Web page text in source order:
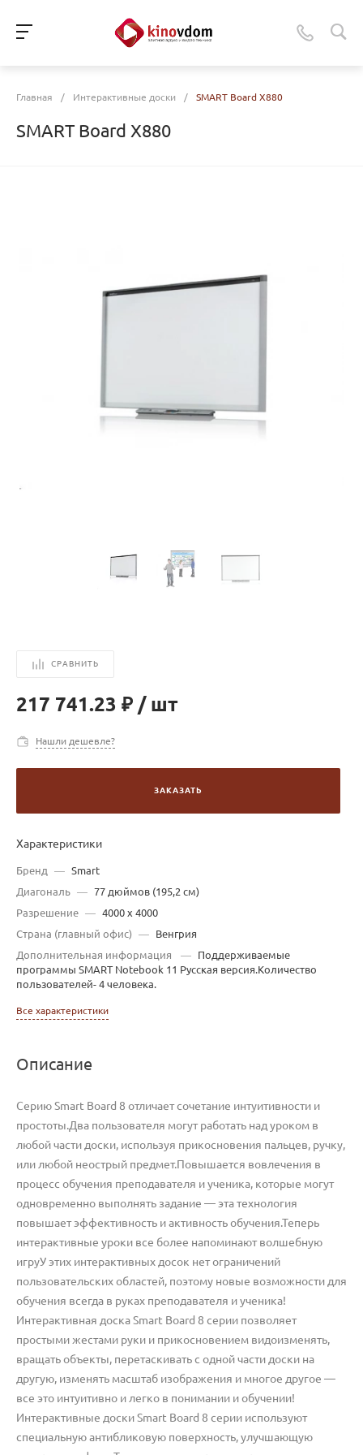
Главная / Интерактивные доски / SMART Board X880
SMART Board X880
СРАВНИТЬ
217 741.23 ₽ / шт
Нашли дешевле?
ЗАКАЗАТЬ
Характеристики
Бренд — Smart
Диагональ — 77 дюймов (195,2 см)
Разрешение — 4000 х 4000
Страна (главный офис)
—
Венгрия
Дополнительная информация
—
Поддерживаемые
программы SMART Notebook 11 Русская версия.Количество
пользователей- 4 человека.
Все характеристики
Описание
Серию Smart Board 8 отличает сочетание интуитивности и
простоты.Два пользователя могут работать над уроком в
любой части доски, используя прикосновения пальцев, ручку,
или любой неострый предмет.Повышается вовлечения в
процесс обучения преподавателя и ученика, которые могут
одновременно выполнять задание — эта технология
повышает эффективность и активность обучения.Теперь
интерактивные уроки все более напоминают волшебную
игруУ этих интерактивных досок нет ограничений
пользовательских областей, поэтому новые возможности для
обучения всегда в руках преподавателя и ученика!
Интерактивная доска Smart Board 8 cерии позволяет
простыми жестами руки и прикосновением видоизменять,
вращать объекты, перетаскивать с одной части доски на
другую, изменять масштаб изображения и многое другое —
все это интуитивно и легко в понимании и обучении!
Интерактивные доски Smart Board 8 серии используют
специальную антибликовую поверхность, улучшающую